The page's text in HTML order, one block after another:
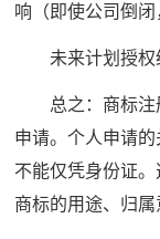
响（即使公司倒闭
未来计划授权给
总之：商标注
申请。个人申请
不能仅凭身份证
商标的用途、归属